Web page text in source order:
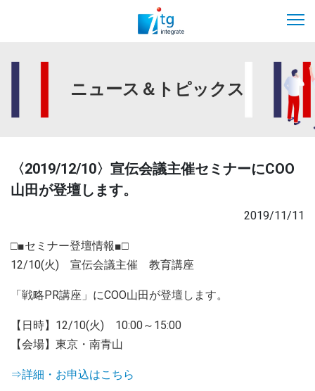
ニュース＆トピックス
〈2019/12/10〉宣伝会議主催セミナーにCOO
山田が登壇します。
2019/11/11
□■セミナー登壇情報■□
12/10(火) 宣伝会議主催 教育講座
「戦略PR講座」にCOO山田が登壇します。
【日時】12/10(火) 10:00～15:00
【会場】東京・南青山
⇒詳細・お申込はこちら